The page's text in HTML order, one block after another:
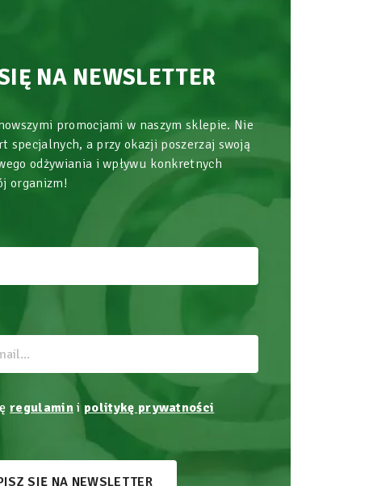
NA NEWSLETTER
promocjami w naszym sklepie. Nie
specjalnych, a przy okazji poszerzaj swoją
odżywiania i wpływu konkretnych
organizm!
regulamin i politykę prywatności
SIĘ NA NEWSLETTER